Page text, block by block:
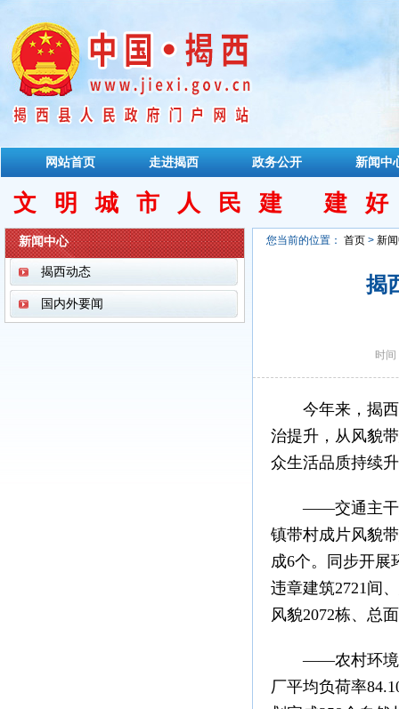
网站首页 走进揭西 政务公开 新闻中
文明城市人民建 建
新闻中心
揭西动态
国内外要闻
您当前的位置： 首页 > 新
揭
时
今年来，揭西
治提升，从风貌
众生活品质持续
——交通主干道
镇带村成片风貌
成6个。同步开展
违章建筑2721间
风貌2072栋、总
——农村环境“三
厂平均负荷率